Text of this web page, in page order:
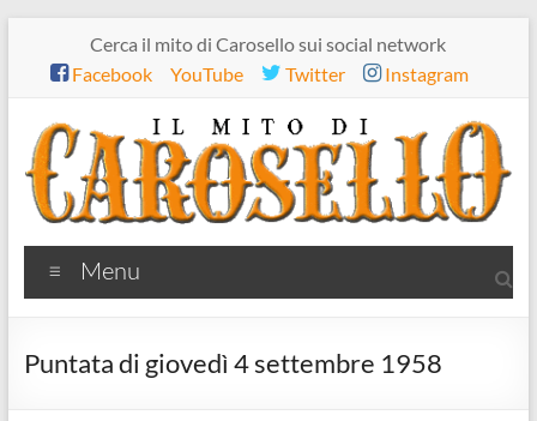
contenuto
Cerca il mito di Carosello sui social network
Facebook
YouTube Twitter Instagram
Il
mito
di
Carosello
Menu
Puntata di giovedì 4 settembre 1958